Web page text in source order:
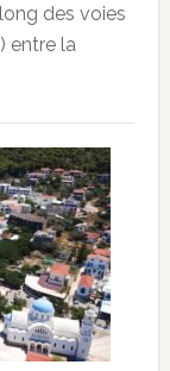
des voies
entre la